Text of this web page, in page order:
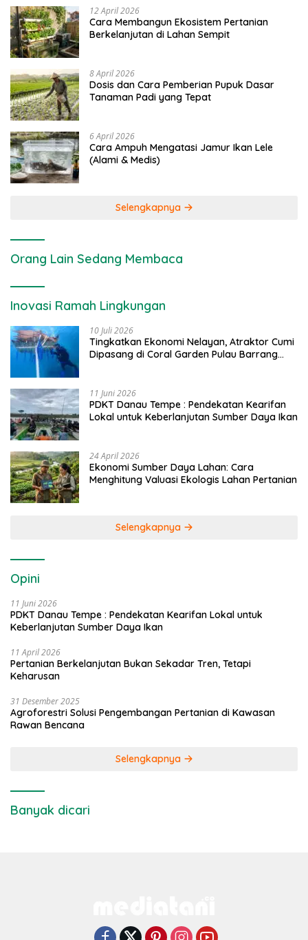
12 April 2026
Cara Membangun Ekosistem Pertanian
Berkelanjutan di Lahan Sempit
8 April 2026
Dosis dan Cara Pemberian Pupuk Dasar
Tanaman Padi yang Tepat
6 April 2026
Cara Ampuh Mengatasi Jamur Ikan Lele
(Alami & Medis)
Selengkapnya
Orang Lain Sedang Membaca
Inovasi Ramah Lingkungan
10 Juli 2026
Tingkatkan Ekonomi Nelayan, Atraktor Cumi
Dipasang di Coral Garden Pulau Barrang
11 Juni 2026
PDKT Danau Tempe : Pendekatan Kearifan
Lokal untuk Keberlanjutan Sumber Daya Ikan
24 April 2026
Ekonomi Sumber Daya Lahan: Cara
Menghitung Valuasi Ekologis Lahan Pertanian
Selengkapnya
Opini
11 Juni 2026
PDKT Danau Tempe : Pendekatan Kearifan Lokal untuk
Keberlanjutan Sumber Daya Ikan
11 April 2026
Pertanian Berkelanjutan Bukan Sekadar Tren, Tetapi
Keharusan
31 Desember 2025
Agroforestri Solusi Pengembangan Pertanian di Kawasan
Rawan Bencana
Selengkapnya
Banyak dicari